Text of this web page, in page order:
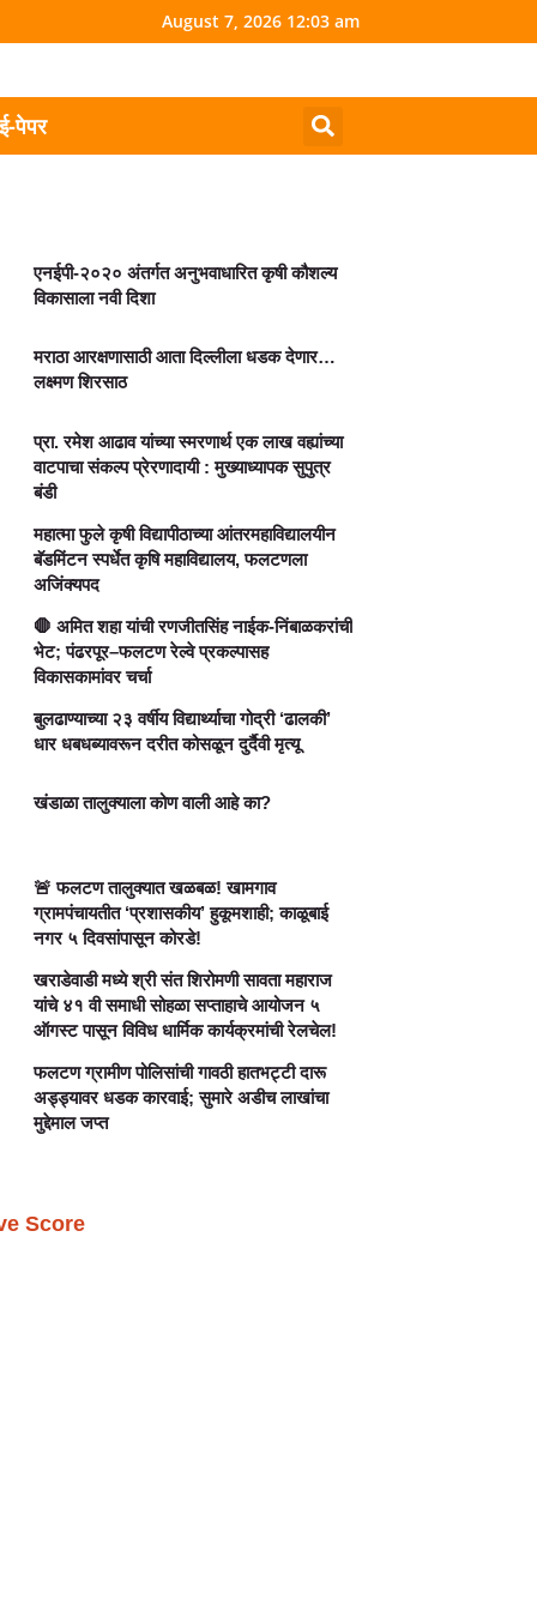
August 7, 2026 12:03 am
पेपर
एनईपी-२०२० अंतर्गत अनुभवाधारित कृषी कौशल्य
विकासाला नवी दिशा
मराठा आरक्षणासाठी आता दिल्लीला धडक देणार…
लक्ष्मण शिरसाठ
प्रा. रमेश आढाव यांच्या स्मरणार्थ एक लाख वह्यांच्या
वाटपाचा संकल्प प्रेरणादायी : मुख्याध्यापक सुपुत्र
बंडी
महात्मा फुले कृषी विद्यापीठाच्या आंतरमहाविद्यालयीन
बॅडमिंटन स्पर्धेत कृषि महाविद्यालय, फलटणला
अजिंक्यपद
🛑 अमित शहा यांची रणजीतसिंह नाईक-निंबाळकरांची
भेट; पंढरपूर–फलटण रेल्वे प्रकल्पासह
विकासकामांवर चर्चा
बुलढाण्याच्या २३ वर्षीय विद्यार्थ्याचा गोद्री ‘ढालकी’
धार धबधब्यावरून दरीत कोसळून दुर्दैवी मृत्यू
खंडाळा तालुक्याला कोण वाली आहे का?
🚨 फलटण तालुक्यात खळबळ! खामगाव
ग्रामपंचायतीत ‘प्रशासकीय’ हुकूमशाही; काळूबाई
नगर ५ दिवसांपासून कोरडे!
खराडेवाडी मध्ये श्री संत शिरोमणी सावता महाराज
यांचे ४१ वी समाधी सोहळा सप्ताहाचे आयोजन ५
ऑगस्ट पासून विविध धार्मिक कार्यक्रमांची रेलचेल!
फलटण ग्रामीण पोलिसांची गावठी हातभट्टी दारू
अड्ड्यावर धडक कारवाई; सुमारे अडीच लाखांचा
मुद्देमाल जप्त
Score